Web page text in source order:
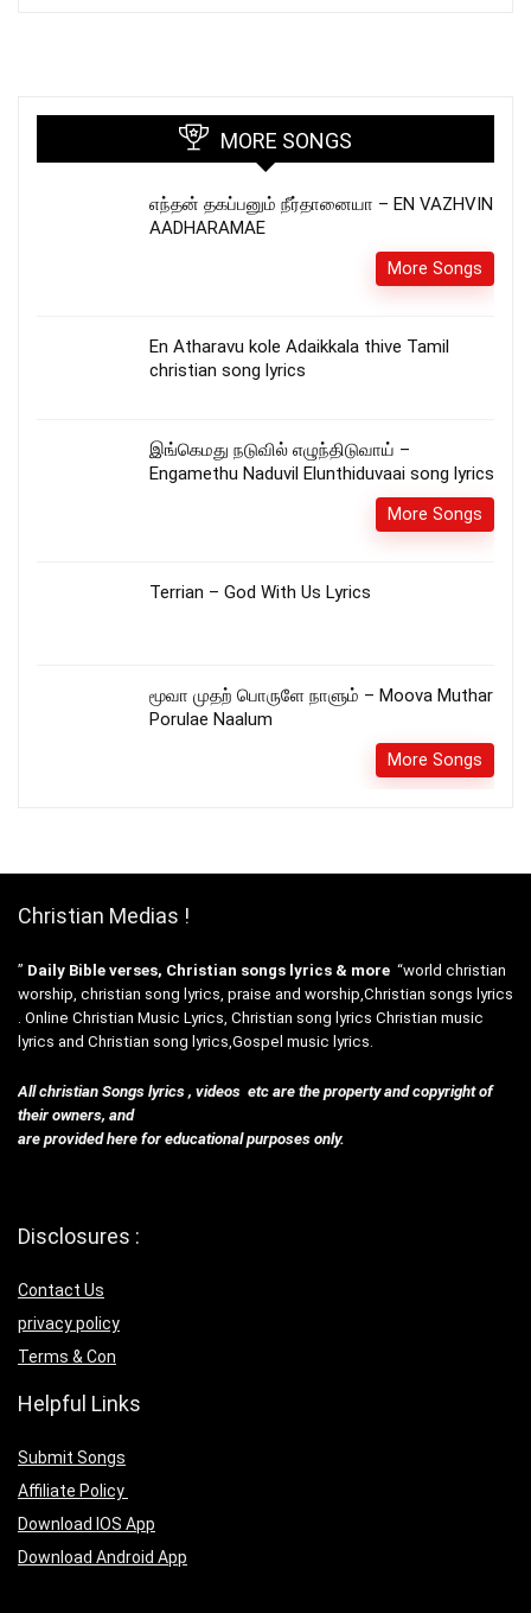
MORE SONGS
எந்தன் தகப்பனும் நீர்தானையா – EN VAZHVIN
AADHARAMAE
More Songs
En Atharavu kole Adaikkala thive Tamil
christian song lyrics
இங்கெமது நடுவில் எழுந்திடுவாய் –
Engamethu Naduvil Elunthiduvaai song lyrics
More Songs
Terrian – God With Us Lyrics
மூவா முதற் பொருளே நாளும் – Moova Muthar
Porulae Naalum
More Songs
Christian Medias !
” Daily Bible verses, Christian songs lyrics & more “world christian
worship, christian song lyrics, praise and worship,Christian songs lyrics
. Online Christian Music Lyrics, Christian song lyrics Christian music
lyrics and Christian song lyrics,Gospel music lyrics.
All christian Songs lyrics , videos etc are the property and copyright of
their owners, and
are provided here for educational purposes only.
Disclosures :
Contact Us
privacy policy
Terms & Con
Helpful Links
Submit Songs
Affiliate Policy
Download IOS App
Download Android App